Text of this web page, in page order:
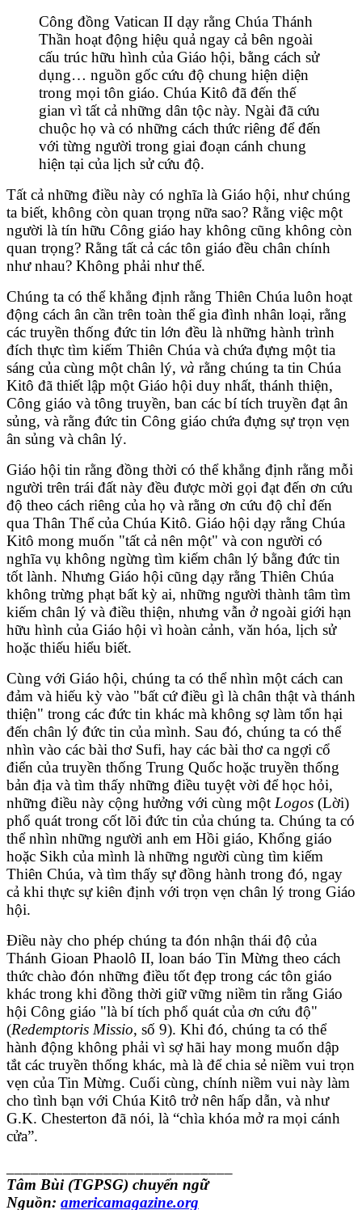
Công đồng Vatican II dạy rằng Chúa Thánh
Thần hoạt động hiệu quả ngay cả bên ngoài
cấu trúc hữu hình của Giáo hội, bằng cách sử
dụng… nguồn gốc cứu độ chung hiện diện
trong mọi tôn giáo. Chúa Kitô đã đến thế
gian vì tất cả những dân tộc này. Ngài đã cứu
chuộc họ và có những cách thức riêng để đến
với từng người trong giai đoạn cánh chung
hiện tại của lịch sử cứu độ.
Tất cả những điều này có nghĩa là Giáo hội, như chúng
ta biết, không còn quan trọng nữa sao? Rằng việc một
người là tín hữu Công giáo hay không cũng không còn
quan trọng? Rằng tất cả các tôn giáo đều chân chính
như nhau? Không phải như thế.
Chúng ta có thể khẳng định rằng Thiên Chúa luôn hoạt
động cách ân cần trên toàn thể gia đình nhân loại, rằng
các truyền thống đức tin lớn đều là những hành trình
đích thực tìm kiếm Thiên Chúa và chứa đựng một tia
sáng của cùng một chân lý, và rằng chúng ta tin Chúa
Kitô đã thiết lập một Giáo hội duy nhất, thánh thiện,
Công giáo và tông truyền, ban các bí tích truyền đạt ân
sủng, và rằng đức tin Công giáo chứa đựng sự trọn vẹn
ân sủng và chân lý.
Giáo hội tin rằng đồng thời có thể khẳng định rằng mỗi
người trên trái đất này đều được mời gọi đạt đến ơn cứu
độ theo cách riêng của họ và rằng ơn cứu độ chỉ đến
qua Thân Thể của Chúa Kitô. Giáo hội dạy rằng Chúa
Kitô mong muốn "tất cả nên một" và con người có
nghĩa vụ không ngừng tìm kiếm chân lý bằng đức tin
tốt lành. Nhưng Giáo hội cũng dạy rằng Thiên Chúa
không trừng phạt bất kỳ ai, những người thành tâm tìm
kiếm chân lý và điều thiện, nhưng vẫn ở ngoài giới hạn
hữu hình của Giáo hội vì hoàn cảnh, văn hóa, lịch sử
hoặc thiếu hiểu biết.
Cùng với Giáo hội, chúng ta có thể nhìn một cách can
đảm và hiếu kỳ vào "bất cứ điều gì là chân thật và thánh
thiện" trong các đức tin khác mà không sợ làm tổn hại
đến chân lý đức tin của mình. Sau đó, chúng ta có thể
nhìn vào các bài thơ Sufi, hay các bài thơ ca ngợi cổ
điển của truyền thống Trung Quốc hoặc truyền thống
bản địa và tìm thấy những điều tuyệt vời để học hỏi,
những điều này cộng hưởng với cùng một Logos (Lời)
phổ quát trong cốt lõi đức tin của chúng ta. Chúng ta có
thể nhìn những người anh em Hồi giáo, Khổng giáo
hoặc Sikh của mình là những người cùng tìm kiếm
Thiên Chúa, và tìm thấy sự đồng hành trong đó, ngay
cả khi thực sự kiên định với trọn vẹn chân lý trong Giáo
hội.
Điều này cho phép chúng ta đón nhận thái độ của
Thánh Gioan Phaolô II, loan báo Tin Mừng theo cách
thức chào đón những điều tốt đẹp trong các tôn giáo
khác trong khi đồng thời giữ vững niềm tin rằng Giáo
hội Công giáo "là bí tích phổ quát của ơn cứu độ"
(Redemptoris Missio, số 9). Khi đó, chúng ta có thể
hành động không phải vì sợ hãi hay mong muốn dập
tắt các truyền thống khác, mà là để chia sẻ niềm vui trọn
vẹn của Tin Mừng. Cuối cùng, chính niềm vui này làm
cho tình bạn với Chúa Kitô trở nên hấp dẫn, và như
G.K. Chesterton đã nói, là “chìa khóa mở ra mọi cánh
cửa”.
Tâm Bùi (TGPSG) chuyển ngữ
Nguồn: americamagazine.org